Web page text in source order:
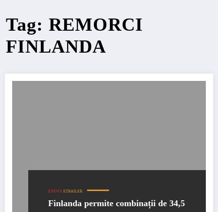
Tag: REMORCI
FINLANDA
ENEWS ETRAILER
Finlanda permite combinații de 34,5